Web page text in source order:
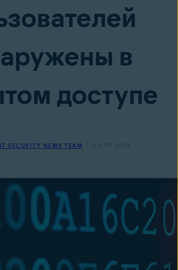
в
доступе
SECURITY NEWS TEAM 4 АПР 2019